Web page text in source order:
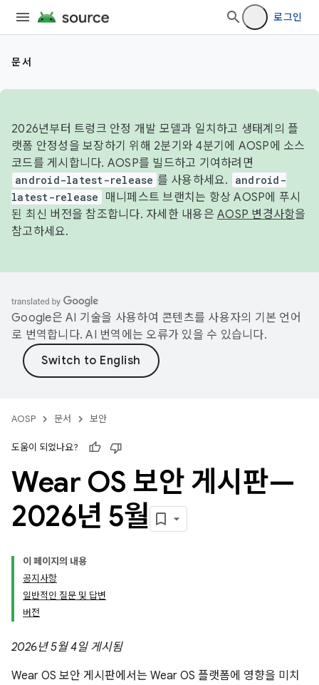
로그인
문서
2026년부터 트렁크 안정 개발 모델과 일치하고 생태계의 플
랫폼 안정성을 보장하기 위해 2분기와 4분기에 AOSP에 소스
코드를 게시합니다. AOSP를 빌드하고 기여하려면
android-latest-release 를 사용하세요.
android-
latest-release
매니페스트 브랜치는 항상 AOSP에 푸시
된 최신 버전을 참조합니다. 자세한 내용은 AOSP 변경사항을
참고하세요.
Google은 AI 기술을 사용하여 콘텐츠를 사용자의 기본 언어
로 번역합니다. AI 번역에는 오류가 있을 수 있습니다.
AOSP 문서 보안
도움이 되었나요?
Wear OS 보안 게시판—
2026년 5월
이 페이지의 내용
공지사항
일반적인 질문 및 답변
버전
2026년 5월 4일 게시됨
Wear OS 보안 게시판에서는 Wear OS 플랫폼에 영향을 미치